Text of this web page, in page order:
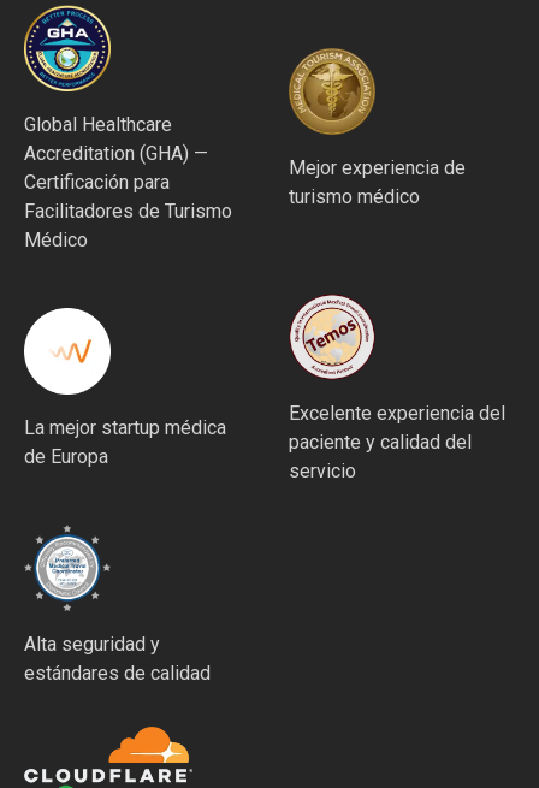
Global Healthcare
Accreditation (GHA) —
Certificación para
Facilitadores de Turismo
Médico
Mejor experiencia de
turismo médico
La mejor startup médica
de Europa
Excelente experiencia del
paciente y calidad del
servicio
Alta seguridad y
estándares de calidad